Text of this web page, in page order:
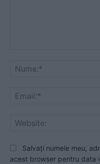
Salvați numele meu,
acest browser pentru data